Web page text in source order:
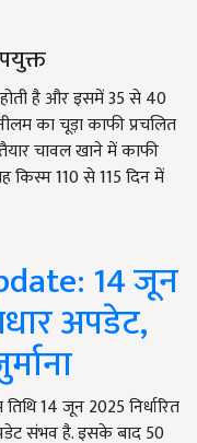
होती है और इसमें 35 से 40
का चूड़ा काफी प्रचलित
चावल खाने में काफी
किस्म 110 से 115 दिन में
14 जून
अपडेट,
14 जून 2025 निर्धारित
संभव है. इसके बाद 50